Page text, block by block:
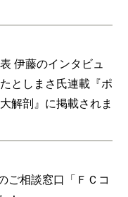
伊藤のインタビュ
としまさ氏連載『ポ
解剖』に掲載されま
ご相談窓口「ＦＣコ